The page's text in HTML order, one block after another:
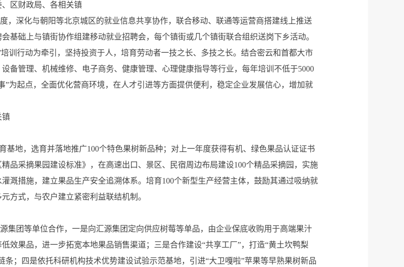
区财政局、各相关镇
，深化与朝阳等北京城区的就业信息共享协作，联合移动、联通等运营商搭建线上推送
基础上与镇街协作组建移动就业招聘会，每个镇街或几个镇街联合组织送岗下乡活动。
训行动为牵引，坚持投资于人，培育劳动者一技之长、多技之长。结合密云和首都大市
备管理、机械维修、电子商务、健康管理、心理健康指导等行业，每年培训不低于5000
”为起点，全面优化营商环境，在人才引进等方面提供便利，稳定企业发展信心，增加就
镇
基地，选育并落地推广100个特色果树新品种；对上一年度获得有机、绿色果品认证证书
品采摘果园建设标准》，在高速出口、景区、民宿周边布局建设100个精品采摘园，实施
溉措施，建立果品生产安全追溯体系。培育100个新型生产经营主体，鼓励其通过吸纳就
方式，与农户建立紧密利益联结机制。
集团等单位合作，一是向汇源集团定向供应树莓等单品，由企业保底收购用于高端果汁
效果品，进一步拓宽本地果品销售渠道；三是合作建设“共享工厂”，打造“黄土坎鸭梨
条；四是依托科研机构技术优势建设试验示范基地，引进“大卫嘎啦”苹果等早熟果树新品